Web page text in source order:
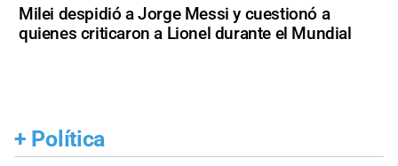
Milei despidió a Jorge Messi y cuestionó a
quienes criticaron a Lionel durante el Mundial
+ Política